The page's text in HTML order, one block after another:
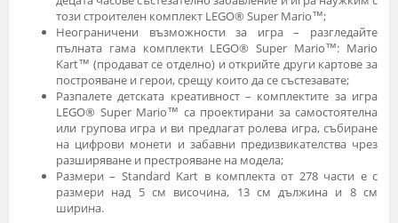
този строителен комплект LEGO® Super Mario™;
Неограничени възможности за игра – разгледайте
пълната гама комплекти LEGO® Super Mario™: Mario
Kart™ (продават се отделно) и открийте други картове за
построяване и герои, срещу които да се състезавате;
Разпалете детската креативност – комплектите за игра
LEGO® Super Mario™ са проектирани за самостоятелна
или групова игра и ви предлагат ролева игра, събиране
на цифрови монети и забавни предизвикателства чрез
разширяване и престрояване на модела;
Размери – Standard Kart в комплекта от 278 части е с
размери над 5 см височина, 13 см дължина и 8 см
ширина.